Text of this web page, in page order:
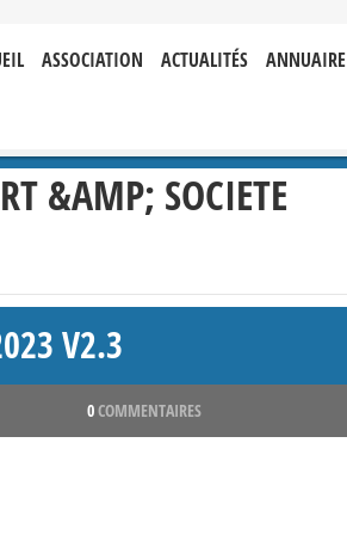
ASSOCIATION ACTUALITÉS ANNUAIRE
&AMP; SOCIETE
V2.3
0COMMENTAIRES